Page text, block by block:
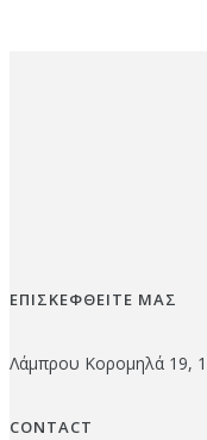
ΕΠΙΣΚΕΦΘΕΙΤΕ ΜΑΣ
Λάμπρου Κορομηλά 19,
CONTACT